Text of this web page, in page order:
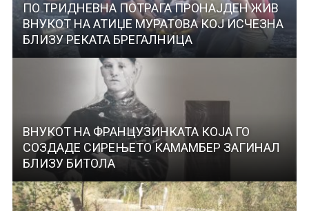
ПО ТРИДНЕВНА ПОТРАГА ПРОНАЈДЕН ЖИВ
ВНУКОТ НА АТИЏЕ МУРАТОВА КОЈ ИСЧЕЗНА
БЛИЗУ РЕКАТА БРЕГАЛНИЦА
ВНУКОТ НА ФРАНЦУЗИНКАТА КОЈА ГО
СОЗДАДЕ СИРЕЊЕТО КАМАМБЕР ЗАГИНАЛ
БЛИЗУ БИТОЛА